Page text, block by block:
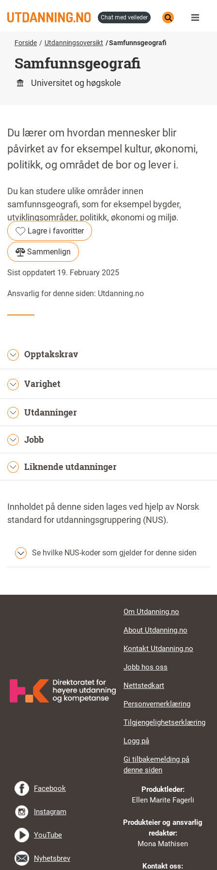
til
chat med veileder
Forside Utdanningsoversikt Samfunnsgeografi
Samfunnsgeografi
Universitet og høgskole
Du lærer om hvordan mennesker blir
påvirket av for eksempel kultur, økonomi,
politikk, og området de bor og lever i.
Du kan studere ulike områder innen
samfunnsgeografi, som for eksempel bygder,
utviklingsområder, politikk, økonomi og miljø.
Lagre i favoritter
Sammenlign
Sist oppdatert 19. February 2025
Ansvarlig for denne siden: Utdanning.no
Opptakskrav
Varighet
Utdanninger
Jobb
Liknende utdanninger
Innholdet på denne siden lages ved hjelp av Norsk
standard for utdanningsgruppering (NUS).
Se hvilke NUS-koder som gjelder for denne siden
Footer links
Om Utdanning.no
About Utdanning.no
Kontakt Utdanning.no
Jobb hos oss
Nettstedkart
Personvernerklæring
Tilgjengelighetserklæring
Logg på
Gi tilbakemelding på
denne siden
Produktleder:
Ellen Marite Fagerli
Produkteier og ansvarlig
redaktør:
Mona Mathisen
Kontakt oss:
Facebook
Instagram
YouTube
Nyhetsbrev